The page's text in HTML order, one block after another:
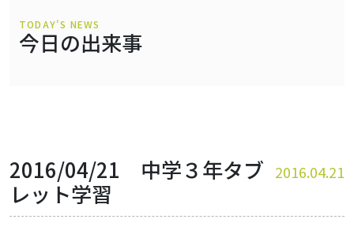
TODAY'S NEWS
今日の出来事
2016/04/21 中学３年タブ
レット学習
2016.04.21